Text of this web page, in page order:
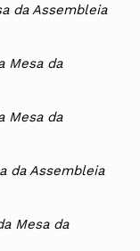
da Assembleia
Mesa da
Mesa da
da Assembleia
Mesa da